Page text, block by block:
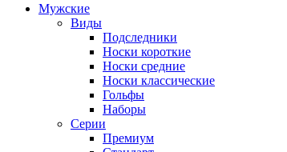
Мужские
Виды
Подследники
Носки короткие
Носки средние
Носки классические
Гольфы
Наборы
Серии
Премиум